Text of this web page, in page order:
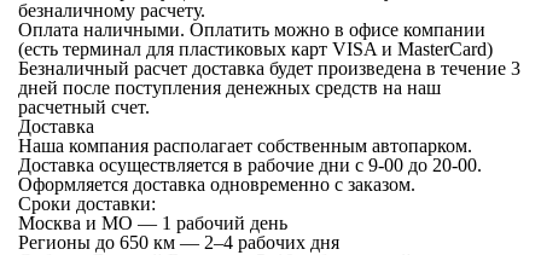
безналичному расчету.
Оплата наличными. Оплатить можно в офисе компании
(есть терминал для пластиковых карт VISA и MasterCard)
Безналичный расчет доставка будет произведена в течение 3
дней после поступления денежных средств на наш
расчетный счет.
Доставка
Наша компания располагает собственным автопарком.
Доставка осуществляется в рабочие дни с 9-00 до 20-00.
Оформляется доставка одновременно с заказом.
Сроки доставки:
Москва и МО — 1 рабочий день
Регионы до 650 км — 2–4 рабочих дня